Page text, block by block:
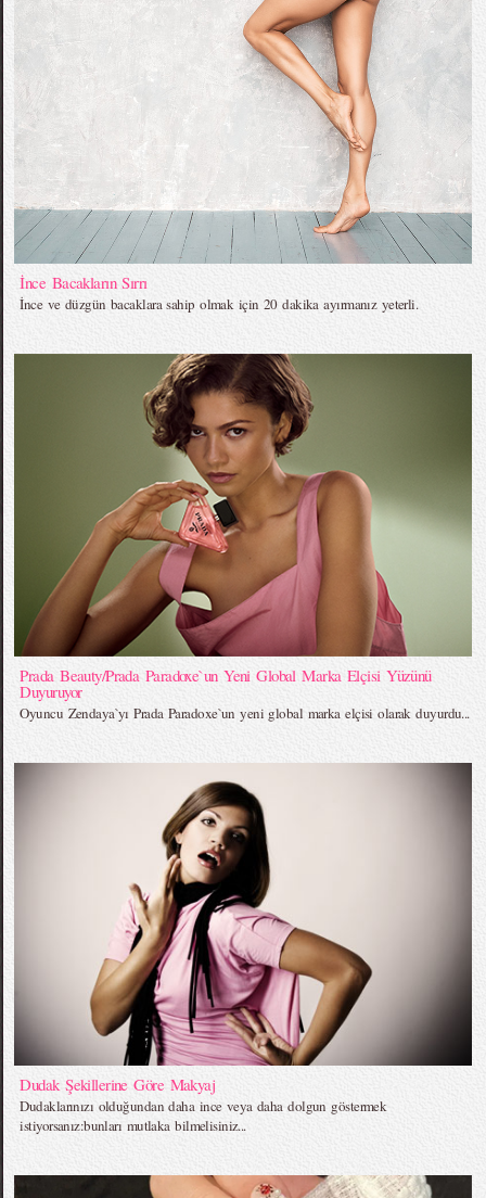
İnce Bacakların Sırrı
İnce ve düzgün bacaklara sahip olmak için 20 dakika ayırmanız yeterli.
Prada Beauty/Prada Paradoxe`un Yeni Global Marka Elçisi Yüzünü
Duyuruyor
Oyuncu Zendaya`yı Prada Paradoxe`un yeni global marka elçisi olarak duyurdu...
Dudak Şekillerine Göre Makyaj
Dudaklarınızı olduğundan daha ince veya daha dolgun göstermek
istiyorsanız:bunları mutlaka bilmelisiniz...